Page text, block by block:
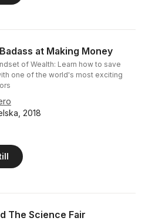
at Making Money
of Wealth: Learn how to save
one of the world's most exciting
2018
Totalt antal röster:
The Science Fair